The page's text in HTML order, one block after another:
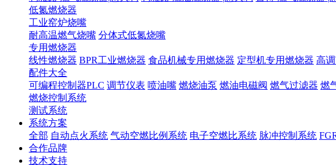
低氮燃烧器
工业窑炉烧嘴
耐高温燃气烧嘴 分体式低氮烧嘴
专用燃烧器
线性燃烧器 BPR工业燃烧器 食品机械专用燃烧器 定型机专用燃烧器 高
配件大全
可编程控制器PLC 调节仪表 喷油嘴 燃烧油泵 燃油电磁阀 燃气过滤器 燃
燃烧控制系统
测试系统
系统方案
全部 自动点火系统 气动空燃比例系统 电子空燃比系统 脉冲控制系统
合作品牌
技术支持